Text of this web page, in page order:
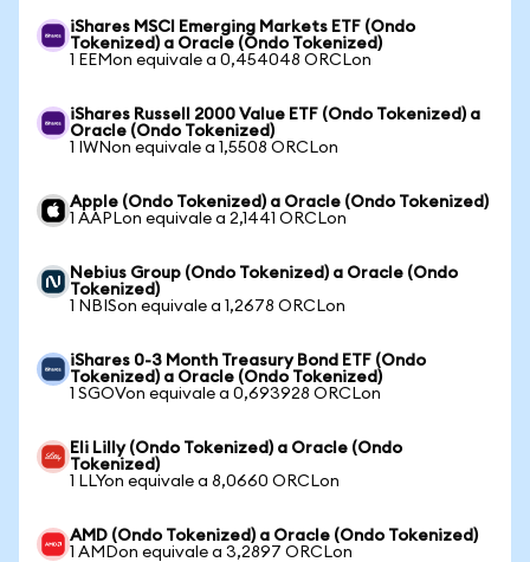
iShares MSCI Emerging Markets ETF (Ondo
Tokenized) a Oracle (Ondo Tokenized)
1 EEMon equivale a 0,454048 ORCLon
iShares Russell 2000 Value ETF (Ondo Tokenized) a
Oracle (Ondo Tokenized)
1 IWNon equivale a 1,5508 ORCLon
Apple (Ondo Tokenized) a Oracle (Ondo Tokenized)
1 AAPLon equivale a 2,1441 ORCLon
Nebius Group (Ondo Tokenized) a Oracle (Ondo
Tokenized)
1 NBISon equivale a 1,2678 ORCLon
iShares 0-3 Month Treasury Bond ETF (Ondo
Tokenized) a Oracle (Ondo Tokenized)
1 SGOVon equivale a 0,693928 ORCLon
Eli Lilly (Ondo Tokenized) a Oracle (Ondo
Tokenized)
1 LLYon equivale a 8,0660 ORCLon
AMD (Ondo Tokenized) a Oracle (Ondo Tokenized)
1 AMDon equivale a 3,2897 ORCLon